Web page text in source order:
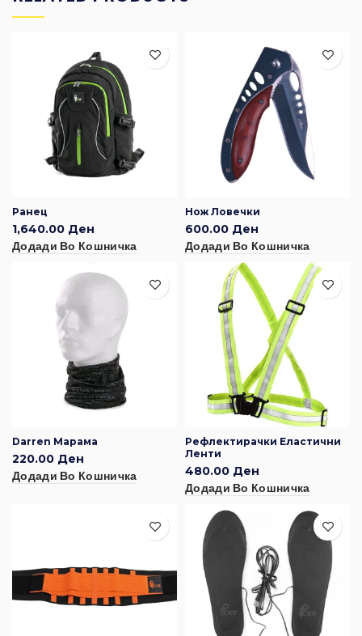
Ранец
1,640.00 Ден
Додади Во Кошничка
Нож Ловечки
600.00 Ден
Додади Во Кошничка
Darren Марама
220.00 Ден
Додади Во Кошничка
Рефлектирачки Еластични
Ленти
480.00 Ден
Додади Во Кошничка